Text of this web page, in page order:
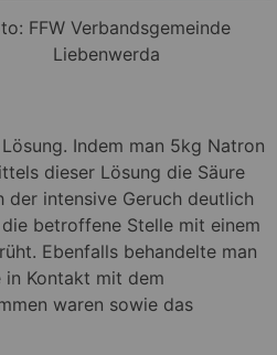
FFW Verbandsgemeinde
Liebenwerda
Indem man 5kg Natron
dieser Lösung die Säure
der intensive Geruch deutlich
betroffene Stelle mit einem
Ebenfalls behandelte man
in Kontakt mit dem
waren sowie das